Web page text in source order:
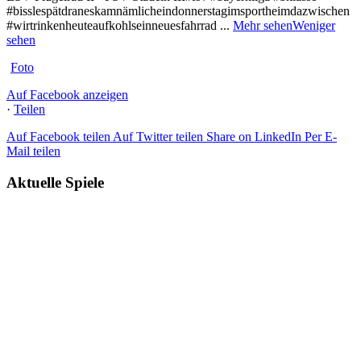
#bisslespätdraneskamnämlicheindonnerstagimsportheimdazwischen
#wirtrinkenheuteaufkohlseinneuesfahrrad ... Mehr sehenWeniger
sehen
Foto
Auf Facebook anzeigen
· Teilen
Auf Facebook teilen Auf Twitter teilen Share on LinkedIn Per E-
Mail teilen
Aktuelle Spiele